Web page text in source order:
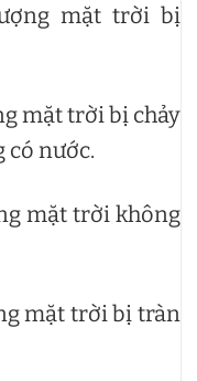
mặt trời bị
mặt trời bị chảy
có nước.
mặt trời không
mặt trời bị tràn